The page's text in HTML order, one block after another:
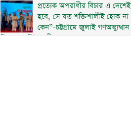
প্রত্যেক অপরাধীর বিচার এ দেশেই
হবে, সে যত শক্তিশালীই হোক না
কেন”-চট্টগ্রামে জুলাই গণঅভ্যুত্থান
দিবসে ব্যারিস্টার মীর হেলাল